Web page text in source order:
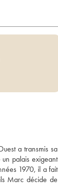
a transmis sa
palais exigeant
1970, il a fait
Marc décide de